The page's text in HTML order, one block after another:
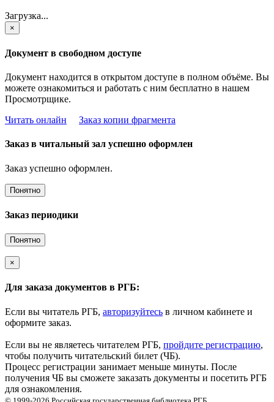
Загрузка...
×
Документ в свободном доступе
Документ находится в открытом доступе в полном объёме. Вы
можете ознакомиться и работать с ним бесплатно в нашем
Просмотрщике.
Читать онлайн
Заказ копии фрагмента
Заказ в читальный зал успешно оформлен
Заказ успешно оформлен.
Понятно
Заказ периодики
Понятно
×
Для заказа документов в РГБ:
Если вы читатель РГБ, авторизуйтесь в личном кабинете и
оформите заказ.
Если вы не являетесь читателем РГБ, пройдите регистрацию,
чтобы получить читательский билет (ЧБ).
Процесс регистрации занимает меньше минуты. После
получения ЧБ вы сможете заказать документы и посетить РГБ
для ознакомления.